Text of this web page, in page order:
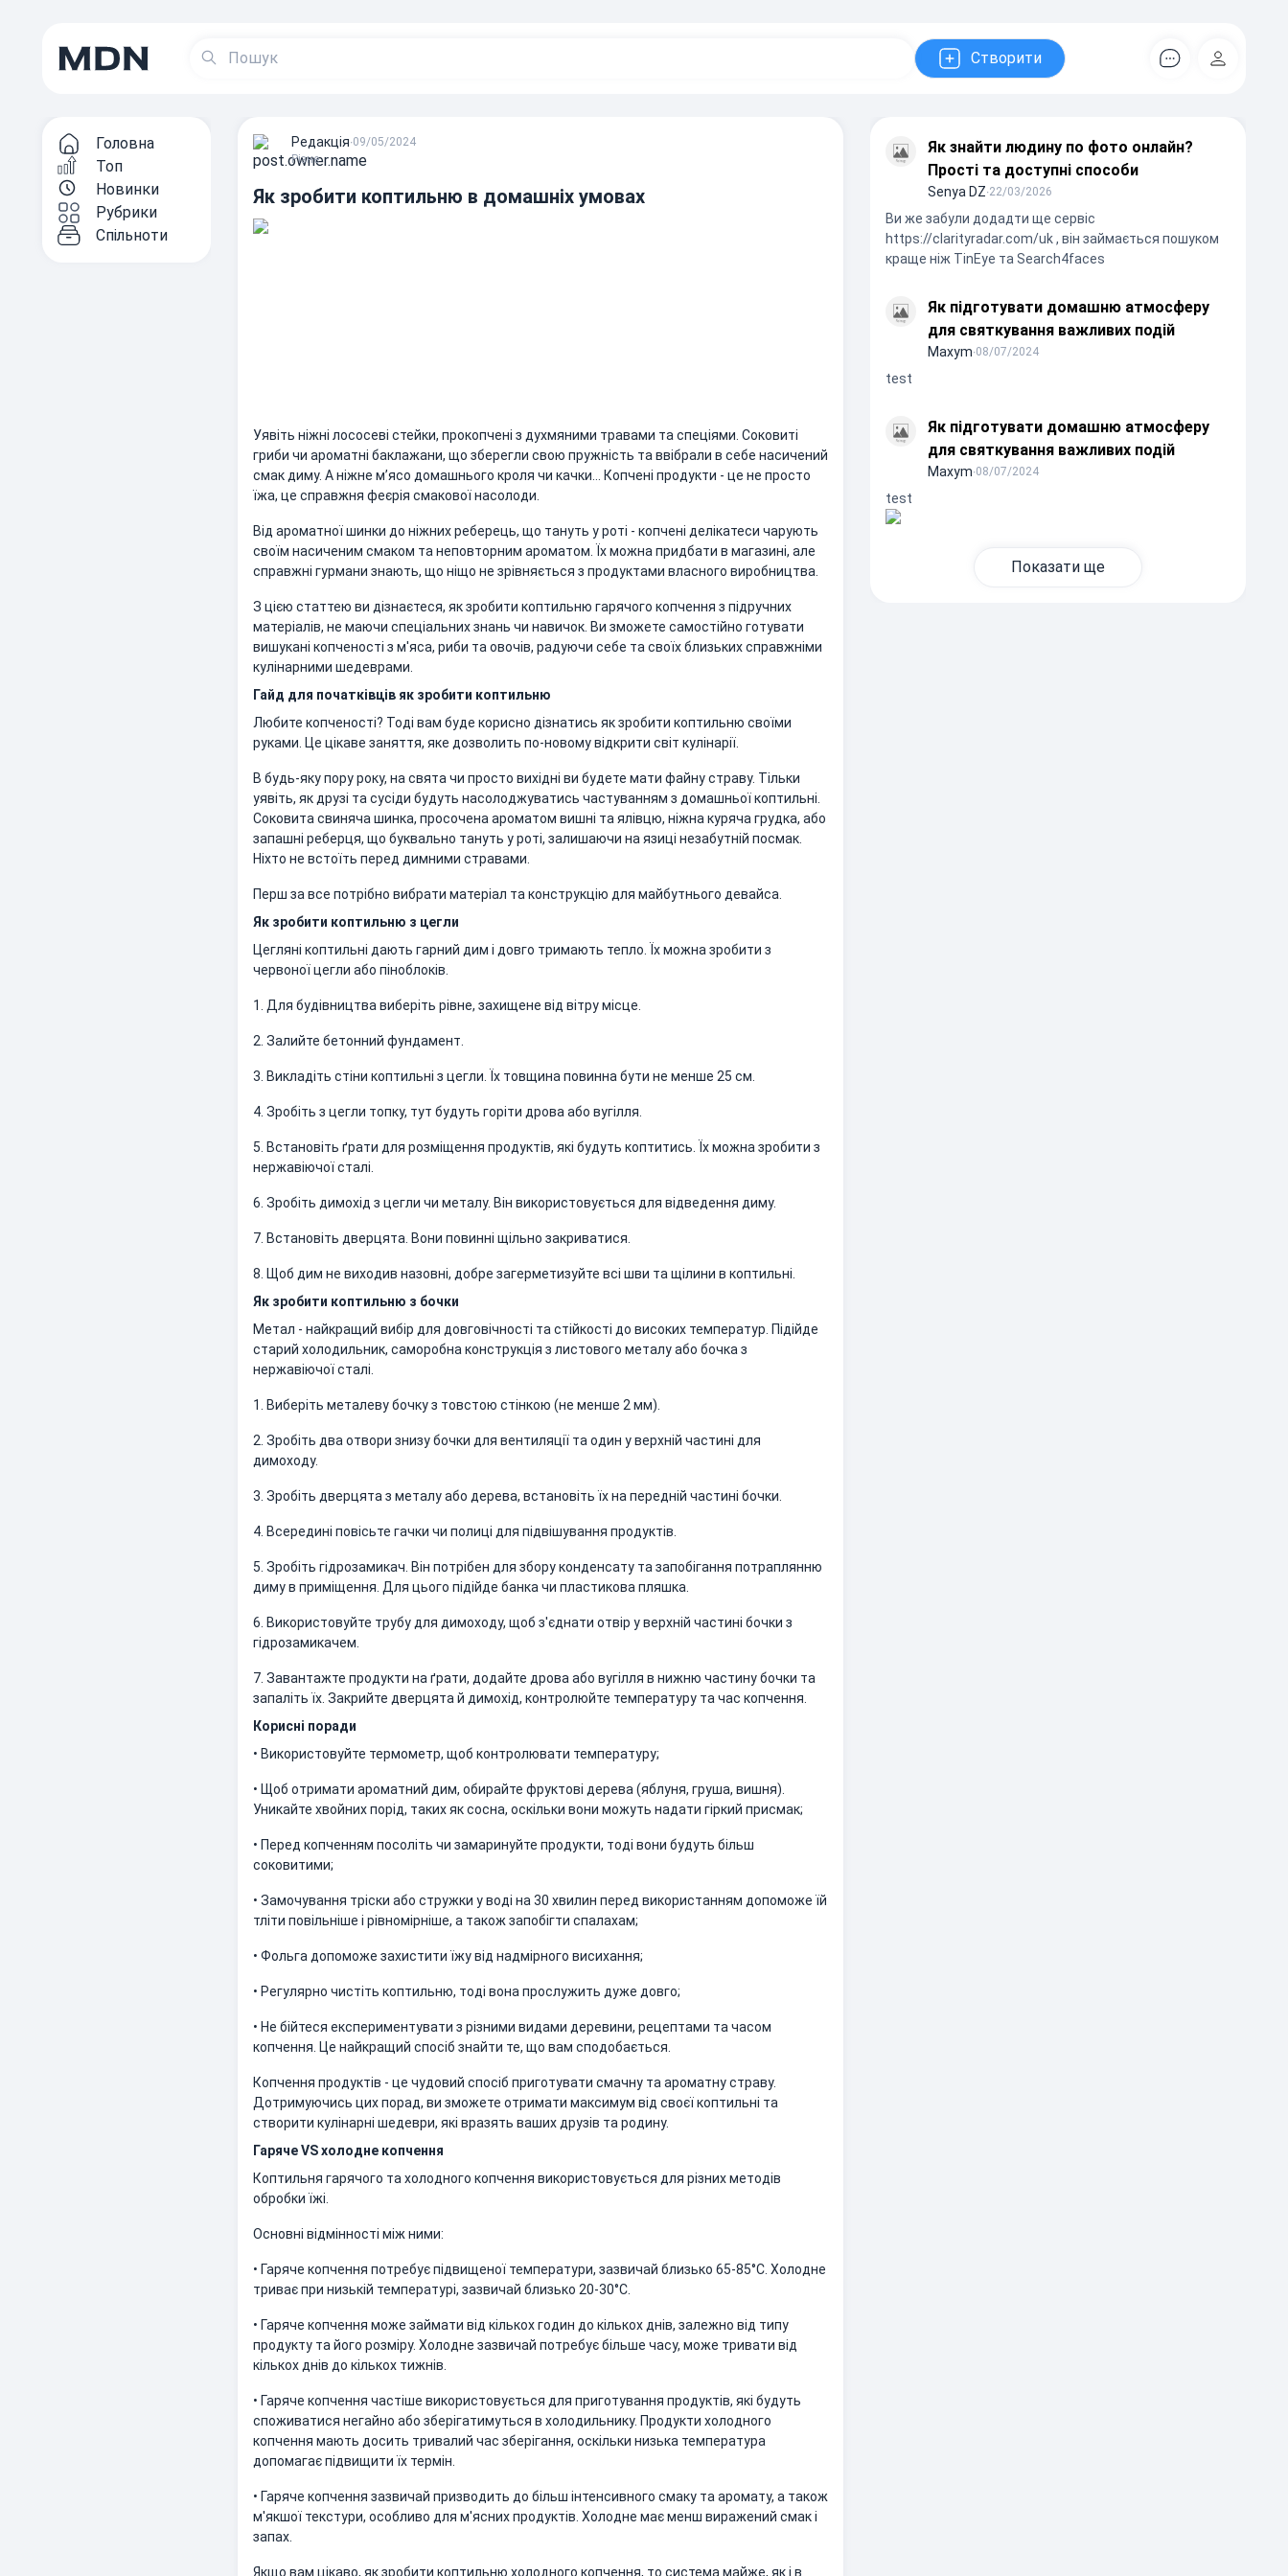
Створити
Коментарів
Головна
Топ
Новинки
Рубрики
Спільноти
Редакцiя∙09/05/2024
Різне
Як зробити коптильню в домашніх умовах
Уявіть ніжні лососеві стейки, прокопчені з духмяними травами та спеціями. Соковиті
гриби чи ароматні баклажани, що зберегли свою пружність та ввібрали в себе насичений
смак диму. А ніжне мʼясо домашнього кроля чи качки… Копчені продукти - це не просто
їжа, це справжня феєрія смакової насолоди.
Від ароматної шинки до ніжних реберець, що тануть у роті - копчені делікатеси чарують
своїм насиченим смаком та неповторним ароматом. Їх можна придбати в магазині, але
справжні гурмани знають, що ніщо не зрівняється з продуктами власного виробництва.
З цією статтею ви дізнаєтеся, як зробити коптильню гарячого копчення з підручних
матеріалів, не маючи спеціальних знань чи навичок. Ви зможете самостійно готувати
вишукані копченості з м'яса, риби та овочів, радуючи себе та своїх близьких справжніми
кулінарними шедеврами.
Гайд для початківців як зробити коптильню
Любите копченості? Тоді вам буде корисно дізнатись як зробити коптильню своїми
руками. Це цікаве заняття, яке дозволить по-новому відкрити світ кулінарії.
В будь-яку пору року, на свята чи просто вихідні ви будете мати файну страву. Тільки
уявіть, як друзі та сусіди будуть насолоджуватись частуванням з домашньої коптильні.
Соковита свиняча шинка, просочена ароматом вишні та ялівцю, ніжна куряча грудка, або
запашні реберця, що буквально тануть у роті, залишаючи на язиці незабутній посмак.
Ніхто не встоїть перед димними стравами.
Перш за все потрібно вибрати матеріал та конструкцію для майбутнього девайса.
Як зробити коптильню з цегли
Цегляні коптильні дають гарний дим і довго тримають тепло. Їх можна зробити з
червоної цегли або піноблоків.
1. Для будівництва виберіть рівне, захищене від вітру місце.
2. Залийте бетонний фундамент.
3. Викладіть стіни коптильні з цегли. Їх товщина повинна бути не менше 25 см.
4. Зробіть з цегли топку, тут будуть горіти дрова або вугілля.
5. Встановіть ґрати для розміщення продуктів, які будуть коптитись. Їх можна зробити з
нержавіючої сталі.
6. Зробіть димохід з цегли чи металу. Він використовується для відведення диму.
7. Встановіть дверцята. Вони повинні щільно закриватися.
8. Щоб дим не виходив назовні, добре загерметизуйте всі шви та щілини в коптильні.
Як зробити коптильню з бочки
Метал - найкращий вибір для довговічності та стійкості до високих температур. Підійде
старий холодильник, саморобна конструкція з листового металу або бочка з
нержавіючої сталі.
1. Виберіть металеву бочку з товстою стінкою (не менше 2 мм).
2. Зробіть два отвори знизу бочки для вентиляції та один у верхній частині для
димоходу.
3. Зробіть дверцята з металу або дерева, встановіть їх на передній частині бочки.
4. Всередині повісьте гачки чи полиці для підвішування продуктів.
5. Зробіть гідрозамикач. Він потрібен для збору конденсату та запобігання потраплянню
диму в приміщення. Для цього підійде банка чи пластикова пляшка.
6. Використовуйте трубу для димоходу, щоб з'єднати отвір у верхній частині бочки з
гідрозамикачем.
7. Завантажте продукти на ґрати, додайте дрова або вугілля в нижню частину бочки та
запаліть їх. Закрийте дверцята й димохід, контролюйте температуру та час копчення.
Корисні поради
• Використовуйте термометр, щоб контролювати температуру;
• Щоб отримати ароматний дим, обирайте фруктові дерева (яблуня, груша, вишня).
Уникайте хвойних порід, таких як сосна, оскільки вони можуть надати гіркий присмак;
• Перед копченням посоліть чи замаринуйте продукти, тоді вони будуть більш
соковитими;
• Замочування тріски або стружки у воді на 30 хвилин перед використанням допоможе їй
тліти повільніше і рівномірніше, а також запобігти спалахам;
• Фольга допоможе захистити їжу від надмірного висихання;
• Регулярно чистіть коптильню, тоді вона прослужить дуже довго;
• Не бійтеся експериментувати з різними видами деревини, рецептами та часом
копчення. Це найкращий спосіб знайти те, що вам сподобається.
Копчення продуктів - це чудовий спосіб приготувати смачну та ароматну страву.
Дотримуючись цих порад, ви зможете отримати максимум від своєї коптильні та
створити кулінарні шедеври, які вразять ваших друзів та родину.
Гаряче VS холодне копчення
Коптильня гарячого та холодного копчення використовується для різних методів
обробки їжі.
Основні відмінності між ними:
• Гаряче копчення потребує підвищеної температури, зазвичай близько 65-85°C. Холодне
триває при низькій температурі, зазвичай близько 20-30°C.
• Гаряче копчення може займати від кількох годин до кількох днів, залежно від типу
продукту та його розміру. Холодне зазвичай потребує більше часу, може тривати від
кількох днів до кількох тижнів.
• Гаряче копчення частіше використовується для приготування продуктів, які будуть
споживатися негайно або зберігатимуться в холодильнику. Продукти холодного
копчення мають досить тривалий час зберігання, оскільки низька температура
допомагає підвищити їх термін.
• Гаряче копчення зазвичай призводить до більш інтенсивного смаку та аромату, а також
м'якшої текстури, особливо для м'ясних продуктів. Холодне має менш виражений смак і
запах.
Якщо вам цікаво, як зробити коптильню холодного копчення, то система майже, як і в
Як знайти людину по фото онлайн?
Прості та доступні способи
Senya DZ∙22/03/2026
Ви же забули додадти ще сервіс
https://clarityradar.com/uk , він займається пошуком
краще ніж TinEye та Search4faces
Як підготувати домашню атмосферу
для святкування важливих подій
Maxym∙08/07/2024
test
Як підготувати домашню атмосферу
для святкування важливих подій
Maxym∙08/07/2024
test
Показати ще